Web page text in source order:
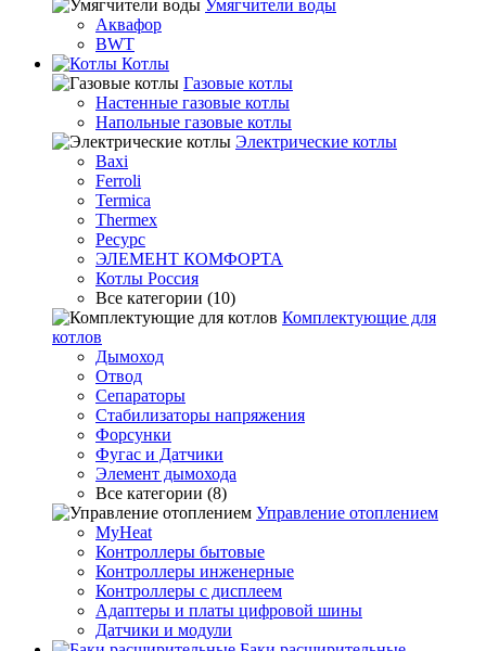
Умягчители воды
Аквафор
BWT
Котлы
Гaзовые котлы
Настенные газовые котлы
Напольные газовые котлы
Электрические котлы
Baxi
Ferroli
Termica
Thermex
Ресурс
ЭЛЕМЕНТ КОМФОРТА
Котлы Россия
Все категории (10)
Комплектующие для
котлов
Дымоход
Отвод
Сепараторы
Стабилизаторы напряжения
Форсунки
Фугас и Датчики
Элемент дымохода
Все категории (8)
Управление отоплением
MyHeat
Контроллеры бытовые
Контроллеры инженерные
Контроллеры с дисплеем
Адаптеры и платы цифровой шины
Датчики и модули